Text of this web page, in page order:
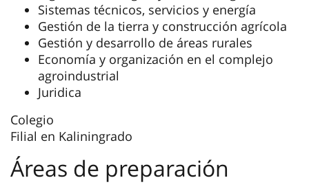
Sistemas técnicos, servicios y energía
Gestión de la tierra y construcción agrícola
Gestión y desarrollo de áreas rurales
Economía y organización en el complejo
agroindustrial
Juridica
Colegio
Filial en Kaliningrado
Áreas de preparación